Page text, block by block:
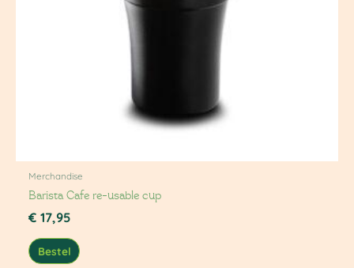
Merchandise
Barista Cafe re-usable cup
€ 17,95
Bestel